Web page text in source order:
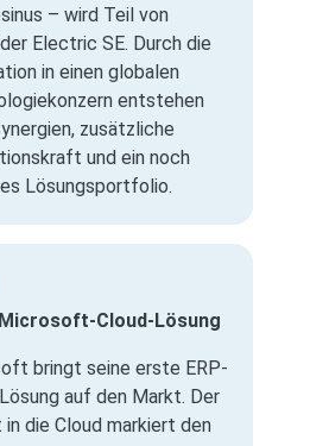
– wird Teil von
Electric SE. Durch die
in einen globalen
entstehen
zusätzliche
und ein noch
Lösungsportfolio.
Cloud-Lösung
bringt seine erste ERP-
auf den Markt. Der
die Cloud markiert den